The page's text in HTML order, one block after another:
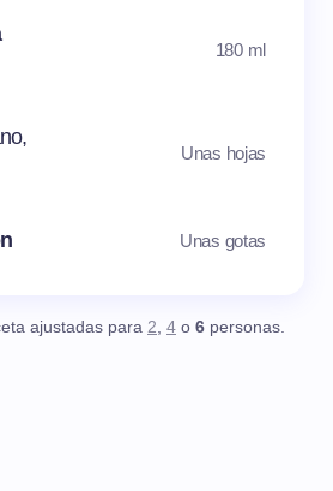
180 ml
Unas hojas
Unas gotas
ajustadas para 2, 4 o 6 personas.